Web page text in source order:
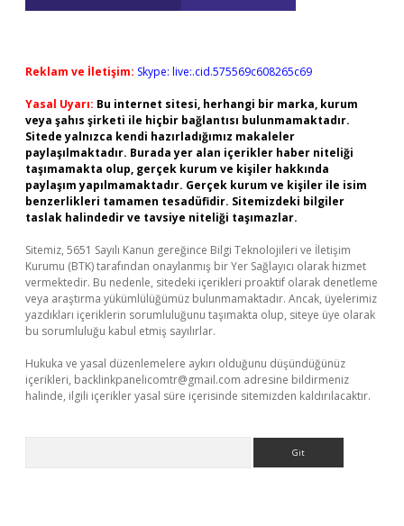
Reklam ve İletişim: Skype: live:.cid.575569c608265c69
Yasal Uyarı: Bu internet sitesi, herhangi bir marka, kurum
veya şahıs şirketi ile hiçbir bağlantısı bulunmamaktadır.
Sitede yalnızca kendi hazırladığımız makaleler
paylaşılmaktadır. Burada yer alan içerikler haber niteliği
taşımamakta olup, gerçek kurum ve kişiler hakkında
paylaşım yapılmamaktadır. Gerçek kurum ve kişiler ile isim
benzerlikleri tamamen tesadüfidir. Sitemizdeki bilgiler
taslak halindedir ve tavsiye niteliği taşımazlar.
Sitemiz, 5651 Sayılı Kanun gereğince Bilgi Teknolojileri ve İletişim
Kurumu (BTK) tarafından onaylanmış bir Yer Sağlayıcı olarak hizmet
vermektedir. Bu nedenle, sitedeki içerikleri proaktif olarak denetleme
veya araştırma yükümlülüğümüz bulunmamaktadır. Ancak, üyelerimiz
yazdıkları içeriklerin sorumluluğunu taşımakta olup, siteye üye olarak
bu sorumluluğu kabul etmiş sayılırlar.
Hukuka ve yasal düzenlemelere aykırı olduğunu düşündüğünüz
içerikleri, backlinkpanelicomtr@gmail.com adresine bildirmeniz
halinde, ilgili içerikler yasal süre içerisinde sitemizden kaldırılacaktır.